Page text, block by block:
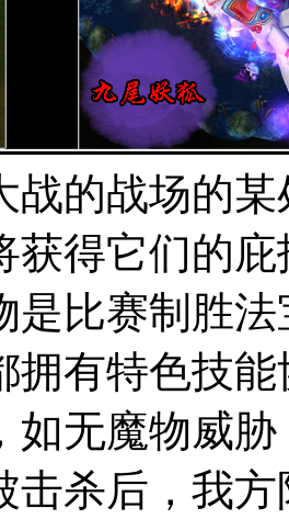
战的战场的
获得它们的
是比赛制胜
拥有特色技
如无魔物威
击杀后，我